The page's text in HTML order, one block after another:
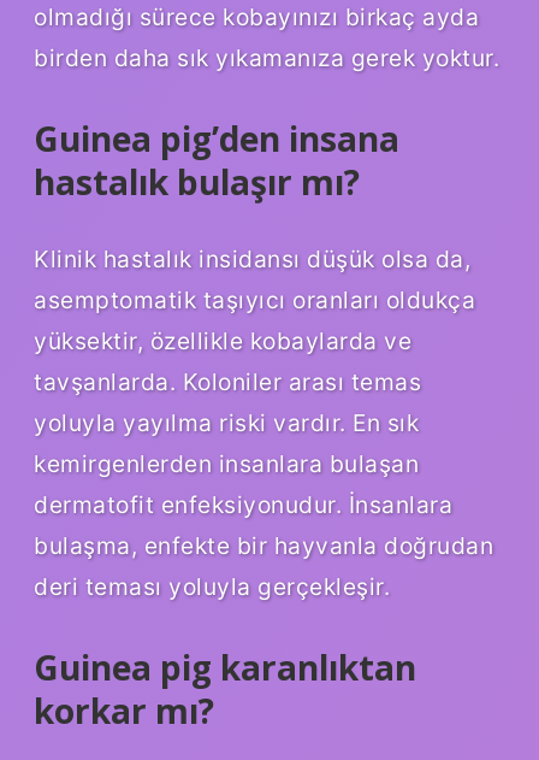
olmadığı sürece kobayınızı birkaç ayda
birden daha sık yıkamanıza gerek yoktur.
Guinea pig’den insana
hastalık bulaşır mı?
Klinik hastalık insidansı düşük olsa da,
asemptomatik taşıyıcı oranları oldukça
yüksektir, özellikle kobaylarda ve
tavşanlarda. Koloniler arası temas
yoluyla yayılma riski vardır. En sık
kemirgenlerden insanlara bulaşan
dermatofit enfeksiyonudur. İnsanlara
bulaşma, enfekte bir hayvanla doğrudan
deri teması yoluyla gerçekleşir.
Guinea pig karanlıktan
korkar mı?